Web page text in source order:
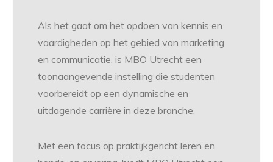
Als het gaat om het opdoen van kennis en
vaardigheden op het gebied van marketing
en communicatie, is MBO Utrecht een
toonaangevende instelling die studenten
voorbereidt op een dynamische en
uitdagende carrière in deze branche.
Met een focus op praktijkgericht leren en